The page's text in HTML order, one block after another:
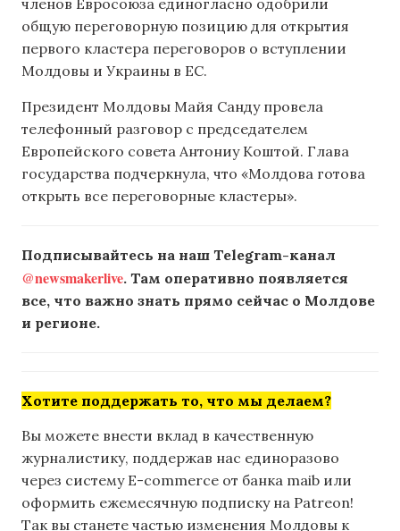
членов Евросоюза единогласно одобрили
общую переговорную позицию для открытия
первого кластера переговоров о вступлении
Молдовы и Украины в ЕС.
Президент Молдовы Майя Санду провела
телефонный разговор с председателем
Европейского совета Антониу Коштой. Глава
государства подчеркнула, что «Молдова готова
открыть все переговорные кластеры».
Подписывайтесь на наш Telegram-канал
@newsmakerlive. Там оперативно появляется
все, что важно знать прямо сейчас о Молдове
и регионе.
Хотите поддержать то, что мы делаем?
Вы можете внести вклад в качественную
журналистику, поддержав нас единоразово
через систему E-commerce от банка maib или
оформить ежемесячную подписку на Patreon!
Так вы станете частью изменения Молдовы к